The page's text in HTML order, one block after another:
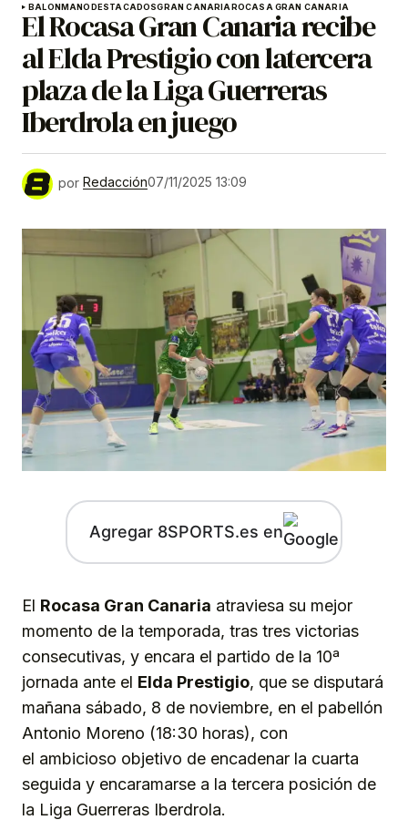
BALONMANODESTACADOSGRAN CANARIAROCASA GRAN CANARIA
El Rocasa Gran Canaria recibe
al Elda Prestigio con latercera
plaza de la Liga Guerreras
Iberdrola en juego
por Redacción07/11/2025 13:09
Agregar 8SPORTS.es en
El Rocasa Gran Canaria atraviesa su mejor
momento de la temporada, tras tres victorias
consecutivas, y encara el partido de la 10ª
jornada ante el Elda Prestigio, que se disputará
mañana sábado, 8 de noviembre, en el pabellón
Antonio Moreno (18:30 horas), con
el ambicioso objetivo de encadenar la cuarta
seguida y encaramarse a la tercera posición de
la Liga Guerreras Iberdrola.